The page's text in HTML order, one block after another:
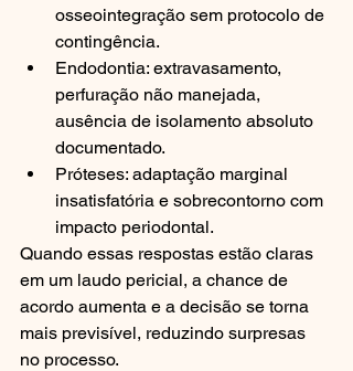
osseointegração sem protocolo de
contingência.
Endodontia: extravasamento,
perfuração não manejada,
ausência de isolamento absoluto
documentado.
Próteses: adaptação marginal
insatisfatória e sobrecontorno com
impacto periodontal.
Quando essas respostas estão claras
em um laudo pericial, a chance de
acordo aumenta e a decisão se torna
mais previsível, reduzindo surpresas
no processo.